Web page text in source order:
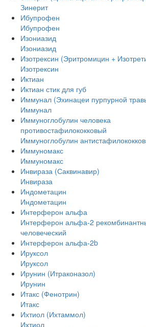
Зинерит
Ибупрофен
Ибупрофен
Изониазид
Изониазид
Изотрексин (Эритромицин +
Изотрексин
Иктиан
Иктиан стик для губ
Иммунал (Эхинацеи пурпурной
Иммунал
Иммуноглобулин человека
противостафилококковый
Иммуноглобулин
Иммуномакс
Иммуномакс
Инвираза (Саквинавир)
Инвираза
Индометацин
Индометацин
Интерферон альфа
Интерферон альфа-2
человеческий
Интерферон альфа-2b
Ируксол
Ируксол
Ирунин (Итраконазол)
Ирунин
Итакс (Фенотрин)
Итакс
Ихтиол (Ихтаммол)
Ихтиол